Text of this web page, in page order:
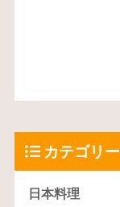
カテゴリー
日本料理